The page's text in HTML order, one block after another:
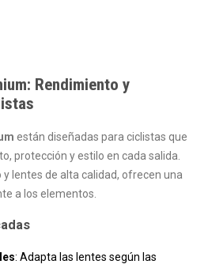
Rendimiento y
están diseñadas para ciclistas que
protección y estilo en cada salida.
lentes de alta calidad, ofrecen una
a los elementos.
: Adapta las lentes según las